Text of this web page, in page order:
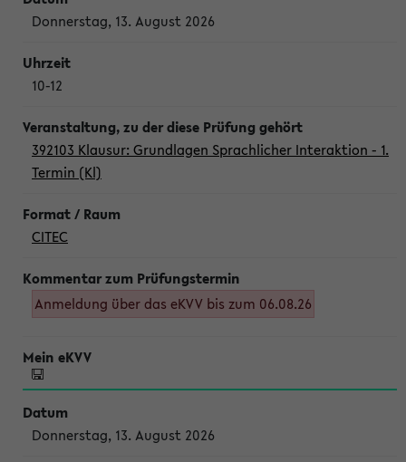
Donnerstag, 13. August 2026
10-12
392103 Klausur: Grundlagen Sprachlicher Interaktion - 1.
Termin (Kl)
CITEC
Anmeldung über das eKVV bis zum 06.08.26
Donnerstag, 13. August 2026